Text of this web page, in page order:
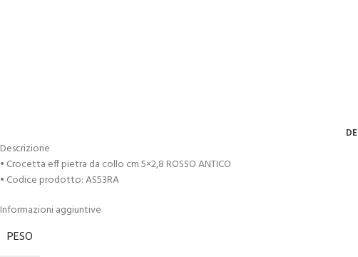
Descrizione
• Crocetta eff pietra da collo cm 5×2,8 ROSSO ANTICO
• Codice prodotto: AS53RA
Informazioni aggiuntive
PESO